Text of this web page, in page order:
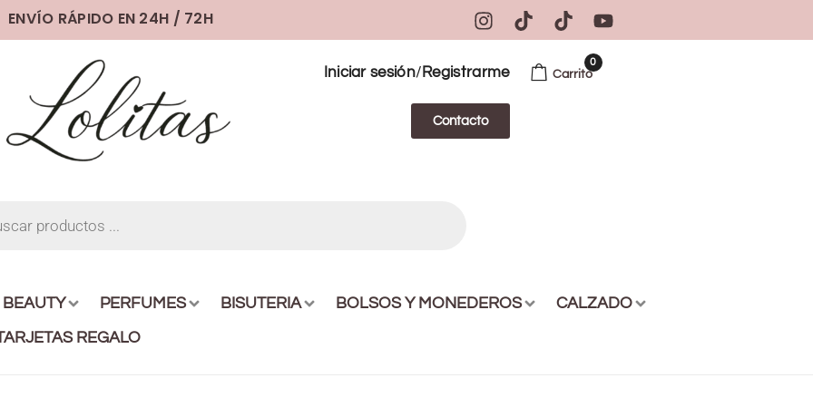
ENVÍO RÁPIDO EN 24H / 72H
Iniciar sesión/ Registrarme
Contacto
Carrito
0
BEAUTY PERFUMES BISUTERIA BOLSOS Y MONEDEROS
CALZADO
REGALO